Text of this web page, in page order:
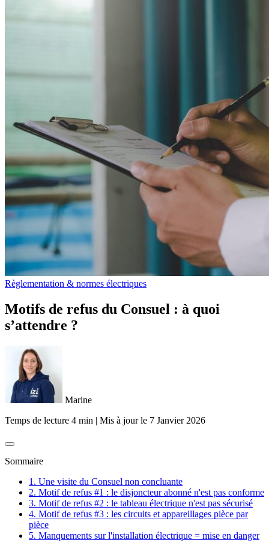
Règlementation & normes électriques
Motifs de refus du Consuel : à quoi
s’attendre ?
Marine
Temps de lecture 4 min | Mis à jour le 7 Janvier 2026
Sommaire
1. Une visite du Consuel non concluante
2. Motif de refus #1 : le disjoncteur abonné n'est pas conforme
3. Motif de refus #2 : le tableau électrique n'est pas sécurisé
4. Motif de refus #3 : les circuits et appareillages pièce par
pièce
5. Manquements sur l'installation électrique = mise en danger